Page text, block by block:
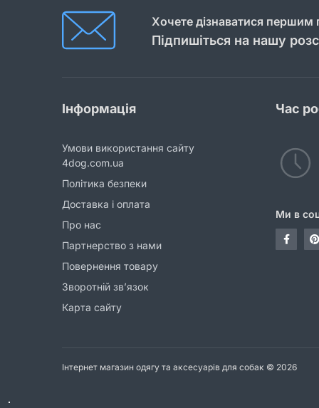
Хочете дізнаватися першим
Підпишіться на нашу
Інформація
Умови використання сайту
4dog.com.ua
Політика безпеки
Доставка і оплата
Про нас
Партнерство з нами
Повернення товару
Зворотній зв’язок
Карта сайту
Час
Ми в
Інтернет магазин одягу та аксесуарів для собак © 2026